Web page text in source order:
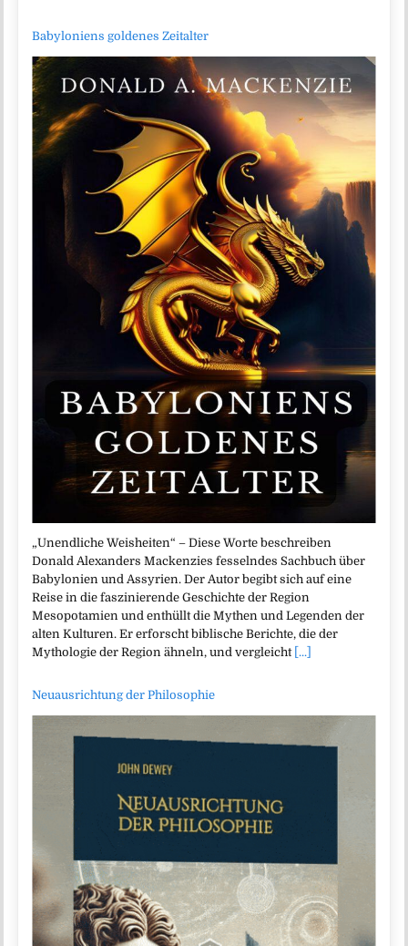
Babyloniens goldenes Zeitalter
„Unendliche Weisheiten“ – Diese Worte beschreiben
Donald Alexanders Mackenzies fesselndes Sachbuch über
Babylonien und Assyrien. Der Autor begibt sich auf eine
Reise in die faszinierende Geschichte der Region
Mesopotamien und enthüllt die Mythen und Legenden der
alten Kulturen. Er erforscht biblische Berichte, die der
Mythologie der Region ähneln, und vergleicht [...]
Neuausrichtung der Philosophie